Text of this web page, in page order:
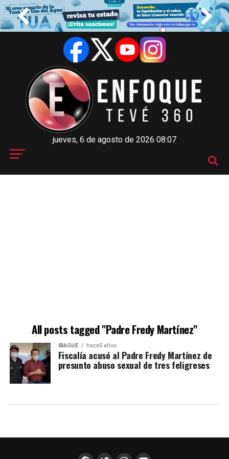
jueves, 6 de agosto de 2026 08:07
All posts tagged "Padre Fredy Martínez"
IBAGUÉ hace5 años
Fiscalía acusó al Padre Fredy Martínez de
presunto abuso sexual de tres feligreses